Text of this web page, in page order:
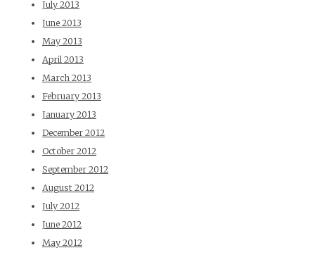
July 2013
June 2013
May 2013
April 2013
March 2013
February 2013
January 2013
December 2012
October 2012
September 2012
August 2012
July 2012
June 2012
May 2012